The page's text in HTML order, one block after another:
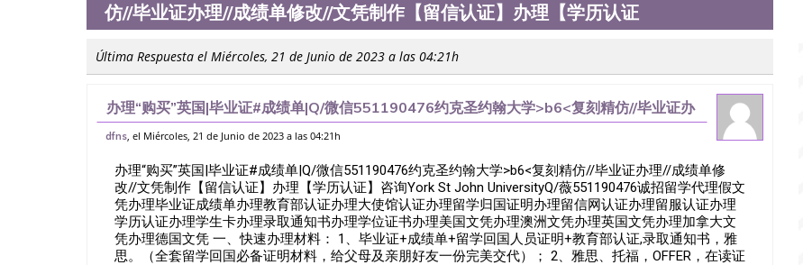
仿//毕业证办理//成绩单修改//文凭制作【留信认证】办理【学历认证
Última Respuesta el Miércoles, 21 de Junio de 2023 a las 04:21h
办理“购买”英国|毕业证#成绩单|Q/微信551190476约克圣约翰大学>b6<复刻精仿//毕业证办
理//成绩单修改//文凭制作【留信认证】办理【学历认证
dfns, el Miércoles, 21 de Junio de 2023 a las 04:21h
办理“购买”英国|毕业证#成绩单|Q/微信551190476约克圣约翰大学>b6<复刻精仿//毕业证办理//成绩单修
改//文凭制作【留信认证】办理【学历认证】咨询York St John UniversityQ/薇551190476诚招留学代理假文
凭办理毕业证成绩单办理教育部认证办理大使馆认证办理留学归国证明办理留信网认证办理留服认证办理
学历认证办理学生卡办理录取通知书办理学位证书办理美国文凭办理澳洲文凭办理英国文凭办理加拿大文
凭办理德国文凭 一、快速办理材料： 1、毕业证+成绩单+留学回国人员证明+教育部认证,录取通知书，雅
思。（全套留学回国必备证明材料，给父母及亲朋好友一份完美交代）； 2、雅思、托福，OFFER，在读证